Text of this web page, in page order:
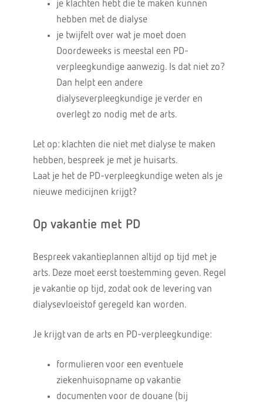
je klachten hebt die te maken kunnen
hebben met de dialyse
je twijfelt over wat je moet doen
Doordeweeks is meestal een PD-
verpleegkundige aanwezig. Is dat niet zo?
Dan helpt een andere
dialyseverpleegkundige je verder en
overlegt zo nodig met de arts.
Let op: klachten die niet met dialyse te maken
hebben, bespreek je met je huisarts.
Laat je het de PD-verpleegkundige weten als je
nieuwe medicijnen krijgt?
Op vakantie met PD
Bespreek vakantieplannen altijd op tijd met je
arts. Deze moet eerst toestemming geven. Regel
je vakantie op tijd, zodat ook de levering van
dialysevloeistof geregeld kan worden.
Je krijgt van de arts en PD-verpleegkundige:
formulieren voor een eventuele
ziekenhuisopname op vakantie
documenten voor de douane (bij